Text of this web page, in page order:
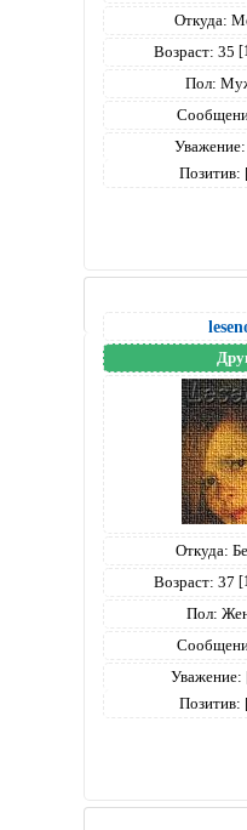
Откуда:
Возраст: 35
Пол:
Уважение:
Позитив:
Откуда:
Возраст: 37
Пол:
Уважение:
Позитив: